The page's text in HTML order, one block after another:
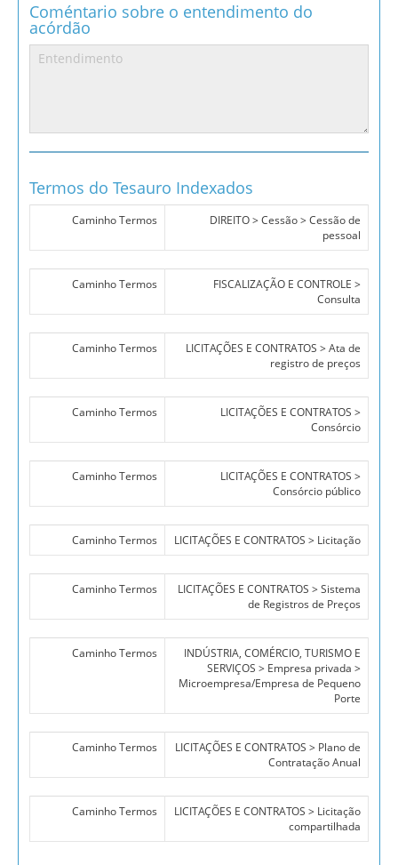
Coméntario sobre o entendimento do
acórdão
Termos do Tesauro Indexados
Caminho Termos
DIREITO > Cessão > Cessão de
pessoal
Caminho Termos
FISCALIZAÇÃO E CONTROLE >
Consulta
Caminho Termos
LICITAÇÕES E CONTRATOS > Ata de
registro de preços
Caminho Termos
LICITAÇÕES E CONTRATOS >
Consórcio
Caminho Termos
LICITAÇÕES E CONTRATOS >
Consórcio público
Caminho Termos LICITAÇÕES E CONTRATOS > Licitação
Caminho Termos
LICITAÇÕES E CONTRATOS > Sistema
de Registros de Preços
Caminho Termos
INDÚSTRIA, COMÉRCIO, TURISMO E
SERVIÇOS > Empresa privada >
Microempresa/Empresa de Pequeno
Porte
Caminho Termos
LICITAÇÕES E CONTRATOS > Plano de
Contratação Anual
Caminho Termos
LICITAÇÕES E CONTRATOS > Licitação
compartilhada